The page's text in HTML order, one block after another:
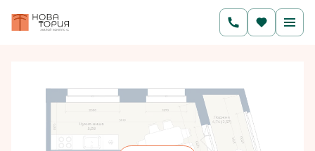
Студия Цена по запросу
Ипотекаот 16 493 руб./мес.